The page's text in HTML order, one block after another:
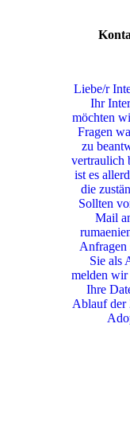
Liebe/r
Ihr
möchten
Fragen
zu
vertraulich
ist es
die
Sollten
Mail
Anfragen
Sie als
melden wir
Ihre
Ablauf der